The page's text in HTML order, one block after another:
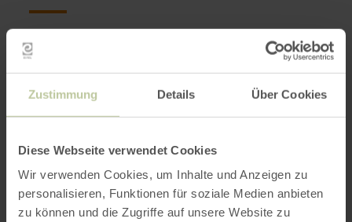
Zustimmung Details Über Cookies
Diese Webseite verwendet Cookies
Wir verwenden Cookies, um Inhalte und Anzeigen zu
personalisieren, Funktionen für soziale Medien anbieten
zu können und die Zugriffe auf unsere Website zu
Caractéristiques / Particularités
Catégories